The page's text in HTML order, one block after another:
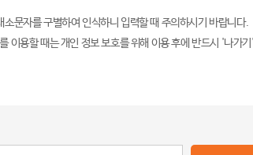
문자를 구별하여 인식하니 입력할 때 주의하시기 바랍니다.
이용할 때는 개인 정보 보호를 위해 이용 후에 반드시 '나가